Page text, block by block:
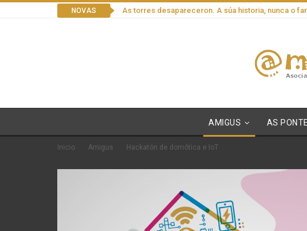
NOVAS As torres desapareceron. A súa historia, nunca o
AMIGUS AS
Inicio Amigus Hackatón de domótica e IoT